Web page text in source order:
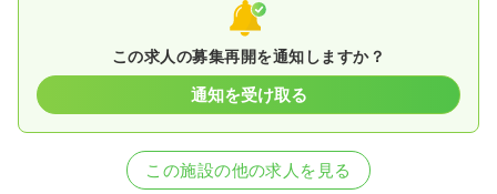
この求人の募集再開を通知しますか？
通知を受け取る
この施設の他の求人を見る